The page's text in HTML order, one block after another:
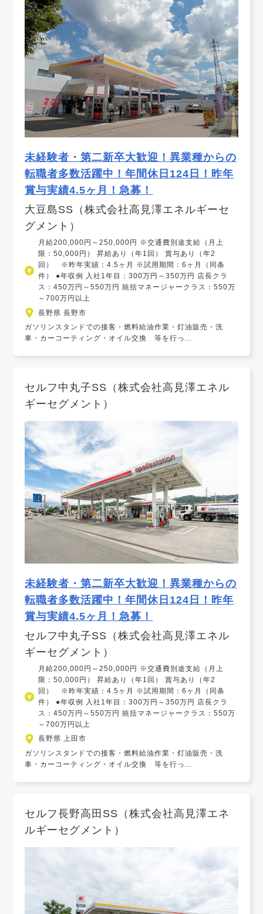
未経験者・第二新卒大歓迎！異業種からの
転職者多数活躍中！年間休日124日！昨年
賞与実績4.5ヶ月！急募！
大豆島SS（株式会社高見澤エネルギーセ
グメント）
月給200,000円～250,000円 ※交通費別途支給（月上
限：50,000円） 昇給あり（年1回） 賞与あり（年2
回） ※昨年実績：4.5ヶ月 ※試用期間：6ヶ月（同条
件） ●年収例 入社1年目：300万円～350万円 店長クラ
ス：450万円～550万円 統括マネージャークラス：550万
～700万円以上
長野県 長野市
ガソリンスタンドでの接客・燃料給油作業・灯油販売・洗
車・カーコーティング・オイル交換 等を行っ...
セルフ中丸子SS（株式会社高見澤エネル
ギーセグメント）
未経験者・第二新卒大歓迎！異業種からの
転職者多数活躍中！年間休日124日！昨年
賞与実績4.5ヶ月！急募！
セルフ中丸子SS（株式会社高見澤エネル
ギーセグメント）
月給200,000円～250,000円 ※交通費別途支給（月上
限：50,000円） 昇給あり（年1回） 賞与あり（年2
回） ※昨年実績：4.5ヶ月 ※試用期間：6ヶ月（同条
件） ●年収例 入社1年目：300万円～350万円 店長クラ
ス：450万円～550万円 統括マネージャークラス：550万
～700万円以上
長野県 上田市
ガソリンスタンドでの接客・燃料給油作業・灯油販売・洗
車・カーコーティング・オイル交換 等を行っ...
セルフ長野高田SS（株式会社高見澤エネ
ルギーセグメント）